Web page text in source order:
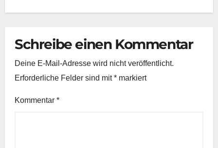
Schreibe einen Kommentar
Deine E-Mail-Adresse wird nicht veröffentlicht.
Erforderliche Felder sind mit* markiert
Kommentar *